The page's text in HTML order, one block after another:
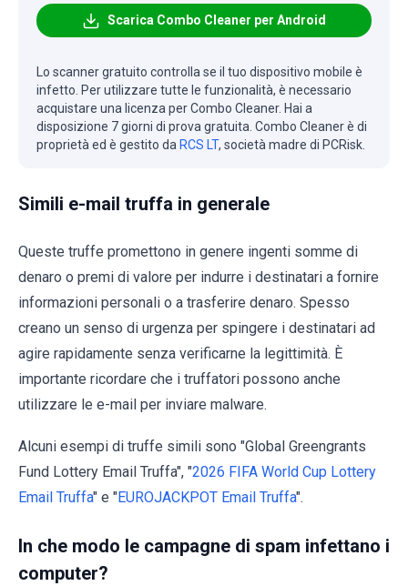
Scarica Combo Cleaner per Android
Lo scanner gratuito controlla se il tuo dispositivo mobile è
infetto. Per utilizzare tutte le funzionalità, è necessario
acquistare una licenza per Combo Cleaner. Hai a
disposizione 7 giorni di prova gratuita. Combo Cleaner è di
proprietà ed è gestito da RCS LT, società madre di PCRisk.
Simili e-mail truffa in generale
Queste truffe promettono in genere ingenti somme di
denaro o premi di valore per indurre i destinatari a fornire
informazioni personali o a trasferire denaro. Spesso
creano un senso di urgenza per spingere i destinatari ad
agire rapidamente senza verificarne la legittimità. È
importante ricordare che i truffatori possono anche
utilizzare le e-mail per inviare malware.
Alcuni esempi di truffe simili sono "Global Greengrants
Fund Lottery Email Truffa", "2026 FIFA World Cup Lottery
Email Truffa" e "EUROJACKPOT Email Truffa".
In che modo le campagne di spam infettano i
computer?